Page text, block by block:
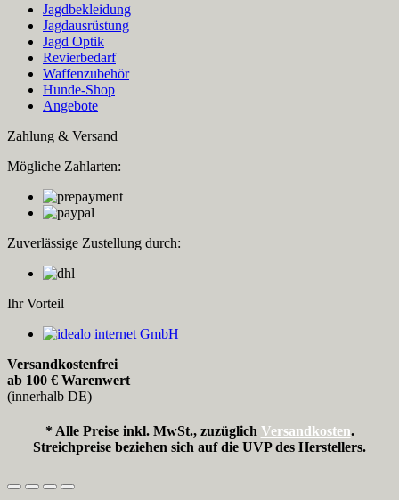
Jagdbekleidung
Jagdausrüstung
Jagd Optik
Revierbedarf
Waffenzubehör
Hunde-Shop
Angebote
Zahlung & Versand
Mögliche Zahlarten:
Zuverlässige Zustellung durch:
Ihr Vorteil
Versandkostenfrei
ab 100 € Warenwert
(innerhalb DE)
* Alle Preise inkl. MwSt., zuzüglich Versandkosten.
Streichpreise beziehen sich auf die UVP des Herstellers.